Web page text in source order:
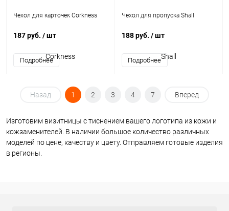
Чехол для карточек Corkness
187 руб. / шт
Чехол для пропуска Shall
188 руб. / шт
Назад 1 2 3 4 7 Вперед
Изготовим визитницы с тиснением вашего логотипа из кожи и
кожзаменителей. В наличии большое количество различных
моделей по цене, качеству и цвету. Отправляем готовые изделия
в регионы.